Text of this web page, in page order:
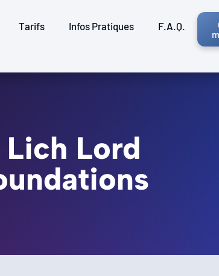
Tarifs Infos Pratiques F.A.Q.
Lord